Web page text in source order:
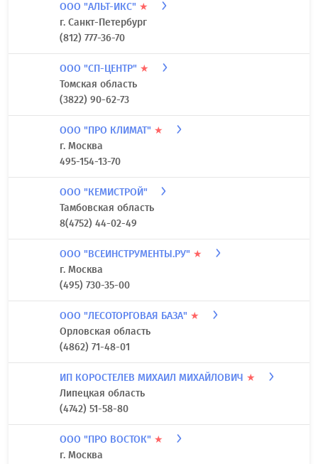
ООО "АЛЬТ-ИКС" ★
г. Санкт-Петербург
(812) 777-36-70
ООО "СП-ЦЕНТР" ★
Томская область
(3822) 90-62-73
ООО "ПРО КЛИМАТ" ★
г. Москва
495-154-13-70
ООО "КЕМИСТРОЙ"
Тамбовская область
8(4752) 44-02-49
ООО "ВСЕИНСТРУМЕНТЫ.РУ" ★
г. Москва
(495) 730-35-00
ООО "ЛЕСОТОРГОВАЯ БАЗА" ★
Орловская область
(4862) 71-48-01
ИП КОРОСТЕЛЕВ МИХАИЛ МИХАЙЛОВИЧ ★
Липецкая область
(4742) 51-58-80
ООО "ПРО ВОСТОК" ★
г. Москва